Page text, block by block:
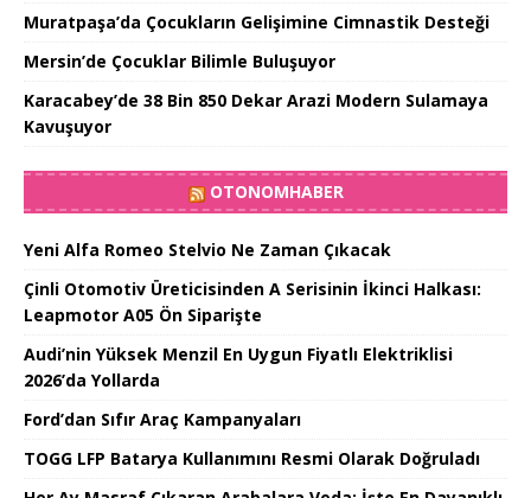
Muratpaşa’da Çocukların Gelişimine Cimnastik Desteği
Mersin’de Çocuklar Bilimle Buluşuyor
Karacabey’de 38 Bin 850 Dekar Arazi Modern Sulamaya
Kavuşuyor
OTONOMHABER
Yeni Alfa Romeo Stelvio Ne Zaman Çıkacak
Çinli Otomotiv Üreticisinden A Serisinin İkinci Halkası:
Leapmotor A05 Ön Siparişte
Audi’nin Yüksek Menzil En Uygun Fiyatlı Elektriklisi
2026’da Yollarda
Ford’dan Sıfır Araç Kampanyaları
TOGG LFP Batarya Kullanımını Resmi Olarak Doğruladı